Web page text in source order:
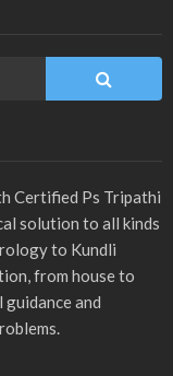
Certified Ps Tripathi
solution to all kinds
to Kundli
from house to
and